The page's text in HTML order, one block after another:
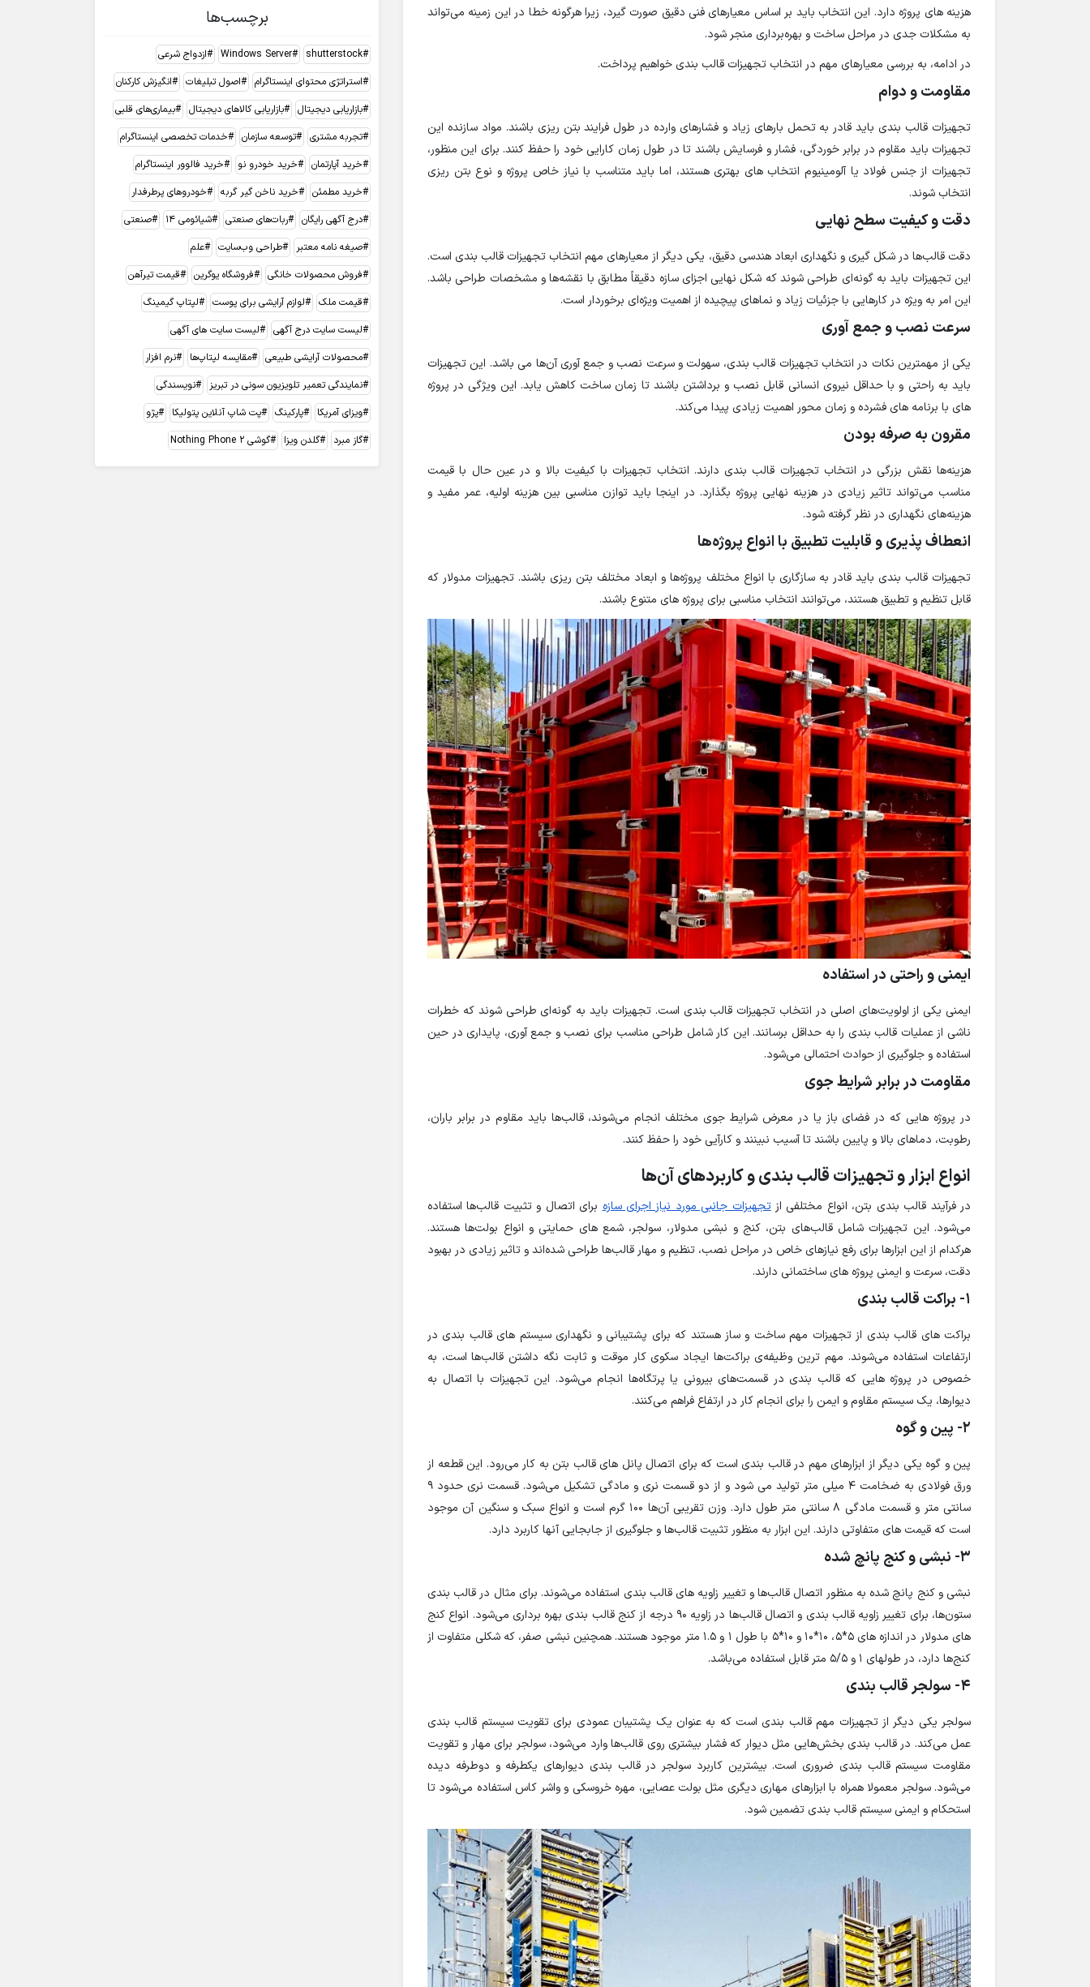
هزینه های پروژه دارد. این انتخاب باید بر اساس معیارهای فنی دقیق صورت گیرد، زیرا هرگونه خطا در این زمینه می‌تواند
به مشکلات جدی در مراحل ساخت و بهره‌برداری منجر شود.
در ادامه، به بررسی معیارهای مهم در انتخاب تجهیزات قالب بندی خواهیم پرداخت.
مقاومت و دوام
تجهیزات قالب بندی باید قادر به تحمل بارهای زیاد و فشارهای وارده در طول فرایند بتن ریزی باشند. مواد سازنده این
تجهیزات باید مقاوم در برابر خوردگی، فشار و فرسایش باشند تا در طول زمان کارایی خود را حفظ کنند. برای این منظور،
تجهیزات از جنس فولاد یا آلومینیوم انتخاب های بهتری هستند، اما باید متناسب با نیاز خاص پروژه و نوع بتن ریزی
انتخاب شوند.
دقت و کیفیت سطح نهایی
دقت قالب‌ها در شکل گیری و نگهداری ابعاد هندسی دقیق، یکی دیگر از معیارهای مهم انتخاب تجهیزات قالب بندی است.
این تجهیزات باید به گونه‌ای طراحی شوند که شکل نهایی اجزای سازه دقیقاً مطابق با نقشه‌ها و مشخصات طراحی باشد.
این امر به ویژه در کارهایی با جزئیات زیاد و نماهای پیچیده از اهمیت ویژه‌ای برخوردار است.
سرعت نصب و جمع آوری
یکی از مهمترین نکات در انتخاب تجهیزات قالب بندی، سهولت و سرعت نصب و جمع آوری آن‌ها می باشد. این تجهیزات
باید به راحتی و با حداقل نیروی انسانی قابل نصب و برداشتن باشند تا زمان ساخت کاهش یابد. این ویژگی در پروژه
های با برنامه های فشرده و زمان محور اهمیت زیادی پیدا می‌کند.
مقرون به صرفه بودن
هزینه‌ها نقش بزرگی در انتخاب تجهیزات قالب بندی دارند. انتخاب تجهیزات با کیفیت بالا و در عین حال با قیمت
مناسب می‌تواند تاثیر زیادی در هزینه نهایی پروژه بگذارد. در اینجا باید توازن مناسبی بین هزینه اولیه، عمر مفید و
هزینه‌های نگهداری در نظر گرفته شود.
انعطاف پذیری و قابلیت تطبیق با انواع پروژه‌ها
تجهیزات قالب بندی باید قادر به سازگاری با انواع مختلف پروژه‌ها و ابعاد مختلف بتن ریزی باشند. تجهیزات مدولار که
قابل تنظیم و تطبیق هستند، می‌توانند انتخاب مناسبی برای پروژه های متنوع باشند.
ایمنی و راحتی در استفاده
ایمنی یکی از اولویت‌های اصلی در انتخاب تجهیزات قالب بندی است. تجهیزات باید به گونه‌ای طراحی شوند که خطرات
ناشی از عملیات قالب بندی را به حداقل برسانند. این کار شامل طراحی مناسب برای نصب و جمع آوری، پایداری در حین
استفاده و جلوگیری از حوادث احتمالی می‌شود.
مقاومت در برابر شرایط جوی
در پروژه هایی که در فضای باز یا در معرض شرایط جوی مختلف انجام می‌شوند، قالب‌ها باید مقاوم در برابر باران،
رطوبت، دماهای بالا و پایین باشند تا آسیب نبینند و کارآیی خود را حفظ کنند.
انواع ابزار و تجهیزات قالب بندی و کاربردهای آن‌ها
در فرآیند قالب بندی بتن، انواع مختلفی ازتجهیزات جانبی مورد نیاز اجرای سازهبرای اتصال و تثبیت قالب‌ها استفاده
می‌شود. این تجهیزات شامل قالب‌های بتن، کنج و نبشی مدولار، سولجر، شمع های حمایتی و انواع بولت‌ها هستند.
هرکدام از این ابزارها برای رفع نیازهای خاص در مراحل نصب، تنظیم و مهار قالب‌ها طراحی شده‌اند و تاثیر زیادی در بهبود
دقت، سرعت و ایمنی پروژه های ساختمانی دارند.
1- براکت قالب بندی
براکت های قالب بندی از تجهیزات مهم ساخت و ساز هستند که برای پشتیبانی و نگهداری سیستم های قالب بندی در
ارتفاعات استفاده می‌شوند. مهم ترین وظیفه‌ی براکت‌ها ایجاد سکوی کار موقت و ثابت نگه داشتن قالب‌ها است، به
خصوص در پروژه هایی که قالب بندی در قسمت‌های بیرونی یا پرتگاه‌ها انجام می‌شود. این تجهیزات با اتصال به
دیوارها، یک سیستم مقاوم و ایمن را برای انجام کار در ارتفاع فراهم می‌کنند.
2- پین و گوه
پین و گوه یکی دیگر از ابزارهای مهم در قالب بندی است که برای اتصال پانل های قالب بتن به کار می‌رود. این قطعه از
ورق فولادی به ضخامت 4 میلی متر تولید می شود و از دو قسمت نری و مادگی تشکیل می‌شود. قسمت نری حدود 9
سانتی متر و قسمت مادگی 8 سانتی متر طول دارد. وزن تقریبی آن‌ها 100 گرم است و انواع سبک و سنگین آن موجود
است که قیمت های متفاوتی دارند. این ابزار به منظور تثبیت قالب‌ها و جلوگیری از جابجایی آنها کاربرد دارد.
3- نبشی و کنج پانچ شده
نبشی و کنج پانچ شده به منظور اتصال قالب‌ها و تغییر زاویه های قالب بندی استفاده می‌شوند. برای مثال در قالب بندی
ستون‌ها، برای تغییر زاویه قالب بندی و اتصال قالب‌ها در زاویه 90 درجه از کنج قالب بندی بهره برداری می‌شود. انواع کنج
های مدولار در اندازه های5*5، 10*10 و 10*5
با طول 1 و 1.5 متر موجود هستند. همچنین نبشی صفر، که شکلی متفاوت از
کنج‌ها دارد، در طولهای 1 و 5/5 متر قابل استفاده می‌باشد.
4- سولجر قالب بندی
سولجر یکی دیگر از تجهیزات مهم قالب بندی است که به عنوان یک پشتیبان عمودی برای تقویت سیستم قالب بندی
عمل می‌کند. در قالب بندی بخش‌هایی مثل دیوار که فشار بیشتری روی قالب‌ها وارد می‌شود، سولجر برای مهار و تقویت
مقاومت سیستم قالب بندی ضروری است. بیشترین کاربرد سولجر در قالب بندی دیوارهای یکطرفه و دوطرفه دیده
می‌شود. سولجر معمولا همراه با ابزارهای مهاری دیگری مثل بولت عصایی، مهره خروسکی و واشر کاس استفاده می‌شود تا
استحکام و ایمنی سیستم قالب بندی تضمین شود.
برچسب‌ها
shutterstock
Windows Server
ازدواج شرعی
استراتژی محتوای اینستاگرام
اصول تبلیغات
انگیزش کارکنان
بازاریابی دیجیتال
بازاریابی کالاهای دیجیتال
بیماری‌های قلبی
تجربه مشتری
توسعه سازمان
خدمات تخصصی اینستاگرام
خرید آپارتمان
خرید خودرو نو
خرید فالوور اینستاگرام
خرید مطمئن
خرید ناخن گیر گربه
خودروهای پرطرفدار
درج آگهی رایگان
ربات‌های صنعتی شیائومی 14
صنعتی
صیغه نامه معتبر
طراحی وب‌سایت
علم
فروش محصولات خانگی
فروشگاه یوگرین
قیمت تیرآهن
قیمت ملک
لوازم آرایشی برای پوست
لپتاپ گیمینگ
لیست سایت درج آگهی
لیست سایت های آگهی
محصولات آرایشی طبیعی
مقایسه لپتاپ‌ها
نرم افزار
نمایندگی تعمیر تلویزیون سونی در تبریز
نویسندگی
ویزای آمریکا
پارکینگ پت شاپ آنلاین پتولیکا
پژو
گاز مبرد
گلدن ویزا گوشی Nothing Phone 2